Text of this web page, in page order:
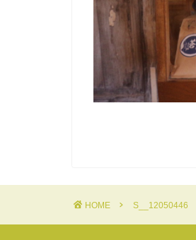
HOME S__12050446